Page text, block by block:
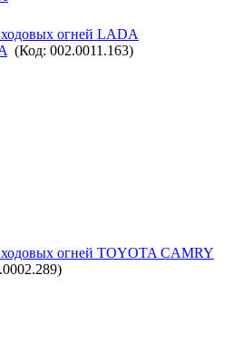
огней LADA
(Код: 002.0011.163)
огней TOYOTA CAMRY
)